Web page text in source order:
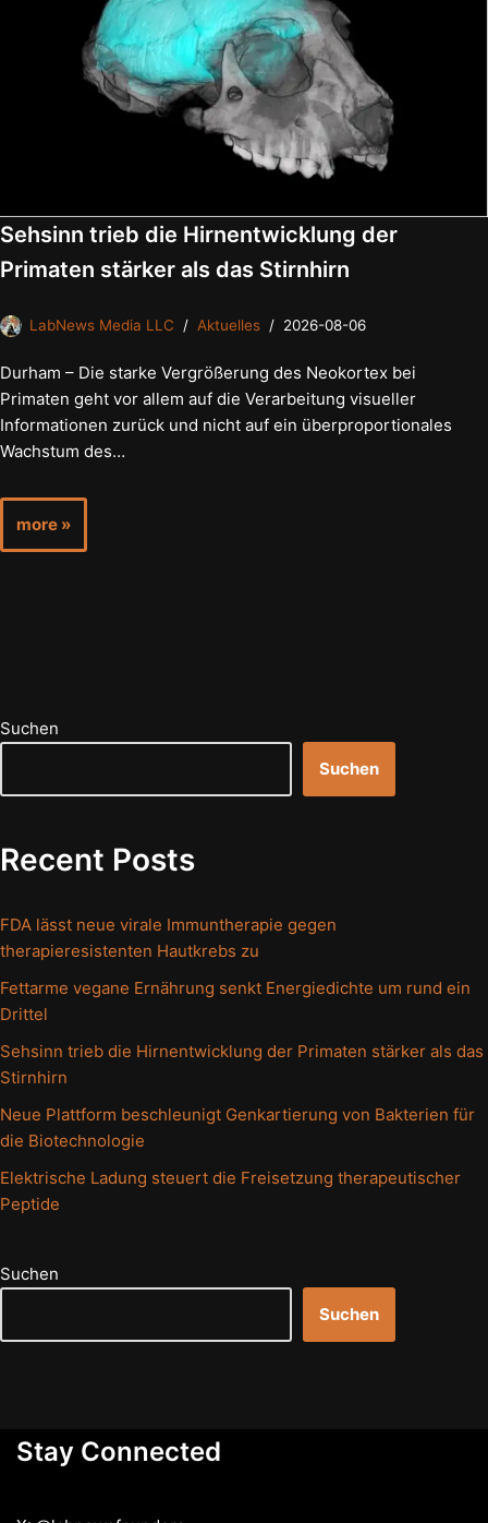
Sehsinn trieb die Hirnentwicklung der
Primaten stärker als das Stirnhirn
LabNews Media LLC Aktuelles 2026-08-06
Durham – Die starke Vergrößerung des Neokortex bei
Primaten geht vor allem auf die Verarbeitung visueller
Informationen zurück und nicht auf ein überproportionales
Wachstum des…
more »
Suchen
Suchen
Recent Posts
FDA lässt neue virale Immuntherapie gegen
therapieresistenten Hautkrebs zu
Fettarme vegane Ernährung senkt Energiedichte um rund ein
Drittel
Sehsinn trieb die Hirnentwicklung der Primaten stärker als das
Stirnhirn
Neue Plattform beschleunigt Genkartierung von Bakterien für
die Biotechnologie
Elektrische Ladung steuert die Freisetzung therapeutischer
Peptide
Suchen
Suchen
Stay Connected